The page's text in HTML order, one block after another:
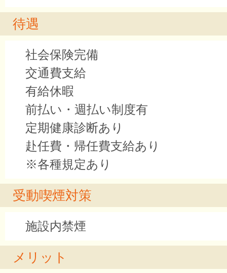
待遇
社会保険完備
交通費支給
有給休暇
前払い・週払い制度有
定期健康診断あり
赴任費・帰任費支給あり
※各種規定あり
受動喫煙対策
施設内禁煙
メリット